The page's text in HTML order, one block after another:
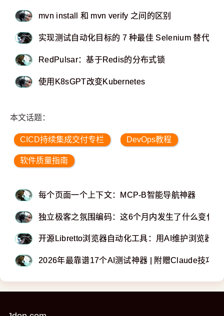
mvn install 和 mvn verify 之间的区别
实现测试自动化目标的 7 种最佳 Selenium 替代品
RedPulsar：基于Redis的分布式锁
使用K8sGPT改变Kubernetes
本文话题：
CICD持续集成交付专栏 DevOps教程
软件质量指南
每个页面一个上下文：MCP-B智能导航神器
独立极客之氛围编码：这6个月内发生了什么变化
开源Libretto浏览器自动化工具：用AI维护浏览器
2026年最靠谱17个AI测试神器 | 附赠Claude技巧